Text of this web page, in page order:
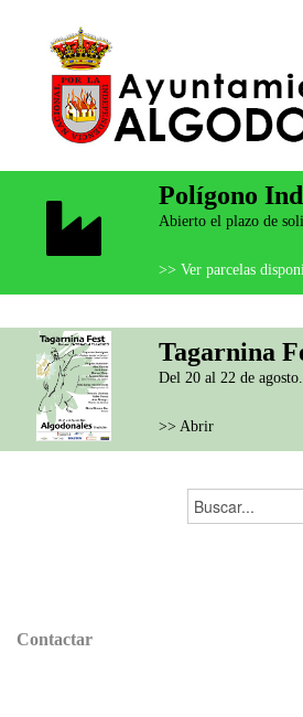
Polígono
Abierto el plazo de
>> Ver parcelas
Tagarnina
Del 20 al 22 de agosto.
>> Abrir
Buscar...
Contactar